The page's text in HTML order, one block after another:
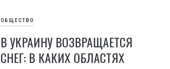
ОБЩЕСТВО
В УКРАИНУ ВОЗВРАЩАЕТСЯ
СНЕГ: В КАКИХ ОБЛАСТЯХ